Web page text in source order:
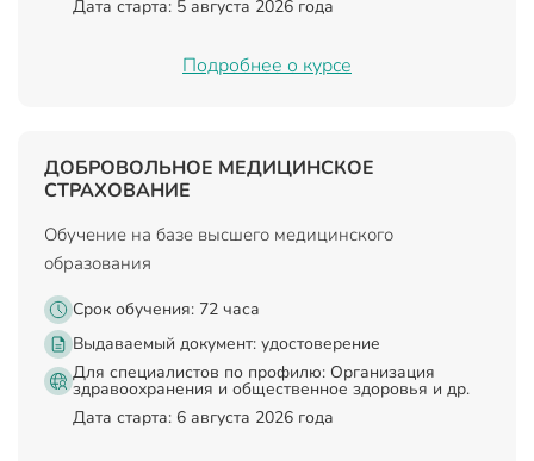
Дата старта: 5 августа 2026 года
Подробнее о курсе
ДОБРОВОЛЬНОЕ МЕДИЦИНСКОЕ
СТРАХОВАНИЕ
Обучение на базе высшего медицинского
образования
Срок обучения: 72 часа
Выдаваемый документ: удостоверение
Для специалистов по профилю: Организация
здравоохранения и общественное здоровья и др.
Дата старта: 6 августа 2026 года